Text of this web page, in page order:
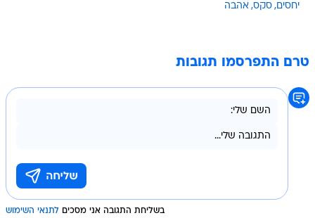
יחסים סקס אהבה
טרם התפרסמו תגובות
בשליחת התגובה אני מסכים לתנאי השימוש